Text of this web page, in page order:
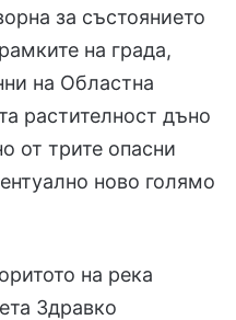
за състоянието
на града,
на Областна
растителност дъно
от трите опасни
ново голямо
на река
Здравко